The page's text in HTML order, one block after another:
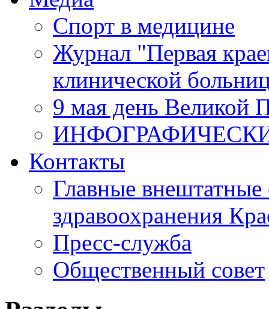
Спорт в медицине
Журнал "Первая
клинической
9 мая день Великой
Контакты
Главные внештатные
здравоохранения
Пресс-служба
Общественный совет